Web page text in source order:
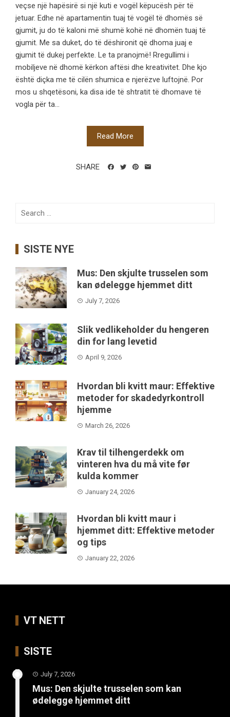
veçse një hapësirë ​​si një kuti e vogël këpucësh për të
jetuar. Edhe në apartamentin tuaj të vogël të dhomës së
gjumit, ju do të kaloni më shumë kohë në dhomën tuaj të
gjumit. Me sa duket, do të dëshironit që dhoma juaj e
gjumit të dukej perfekte. Le ta pranojmë! Rregullimi i
mobiljeve në dhomë kërkon aftësi dhe kreativitet. Dhe kjo
është diçka me të cilën shumica e njerëzve luftojnë. Por
mos u shqetësoni, ka disa ide të shtratit të dhomave të
vogla për ta...
Read More
SHARE
Search
SISTE NYE
Mus: Den skjulte trusselen som
kan ødelegge hjemmet ditt
July 7, 2026
Slik vedlikeholder du hengeren
din for lang levetid
April 9, 2026
Hvordan bli kvitt maur: Effektive
metoder for skadedyrkontroll
hjemme
March 26, 2026
Krav til tilhengerdekk om
vinteren hva du må vite før
kulda kommer
January 24, 2026
Hvordan bli kvitt maur i
hjemmet ditt: Effektive metoder
og tips
January 22, 2026
VT NETT
SISTE
July 7, 2026
Mus: Den skjulte trusselen som kan
ødelegge hjemmet ditt